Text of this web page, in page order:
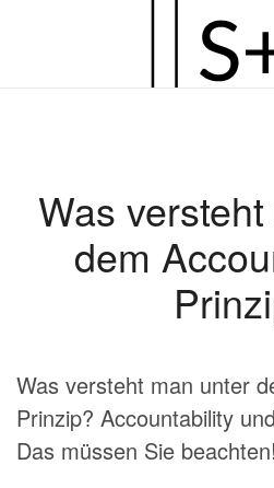
Hauptinhalt
Was
dem
Was versteht man unter
Prinzip? Accountability
Das müssen Sie beachten!